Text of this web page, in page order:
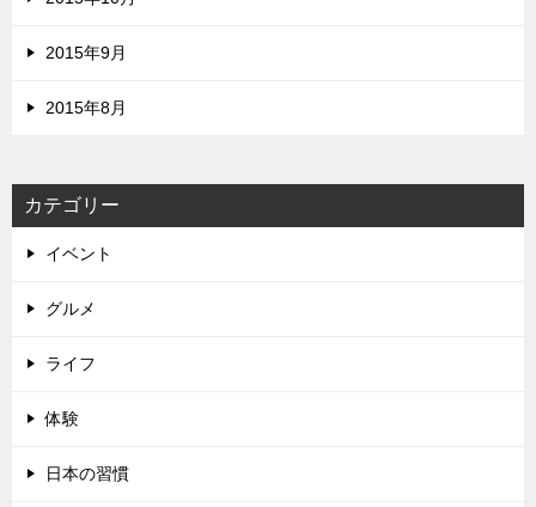
2015年9月
2015年8月
カテゴリー
イベント
グルメ
ライフ
体験
日本の習慣